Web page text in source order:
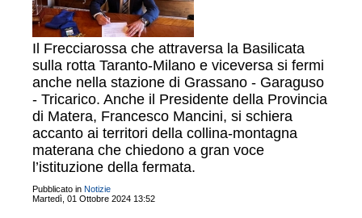
Il Frecciarossa che attraversa la Basilicata
sulla rotta Taranto-Milano e viceversa si fermi
anche nella stazione di Grassano - Garaguso
- Tricarico. Anche il Presidente della Provincia
di Matera, Francesco Mancini, si schiera
accanto ai territori della collina-montagna
materana che chiedono a gran voce
l’istituzione della fermata.
Pubblicato in Notizie
Martedì, 01 Ottobre 2024 13:52